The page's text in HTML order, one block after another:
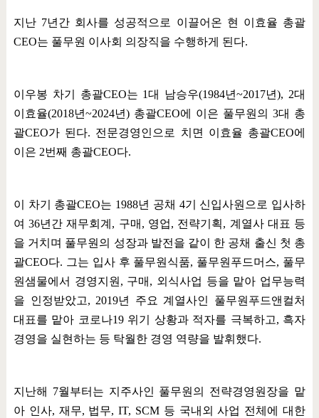
지난 7년간 회사를 성공적으로 이끌어온 현 이효율 총괄
CEO는 풀무원 이사회 의장직을 수행하게 된다.
이우봉 차기 총괄CEO는 1대 남승우(1984년~2017년), 2대
이효율(2018년~2024년) 총괄CEO에 이은 풀무원의3대 총
괄CEO가 된다. 전문경영인으로 치면 이효율 총괄CEO에
이은 2번째 총괄CEO다.
이 차기 총괄CEO는 1988년 공채 4기 신입사원으로 입사하
여36년간 재무회계 , 구매 , 영업, 전략기획, 계열사 대표 등
을 거치며 풀무원의 성장과 발전을 같이 한 공채 출신 첫 총
괄CEO다. 그는 입사 후 풀무원식품, 풀무원푸드머스, 풀무
원샘물에서 경영지원 , 구매 , 외식사업 등을 맡아 업무능력
을 인정받았고, 2019년 주요 계열사인 풀무원푸드앤컬처
대표를 맡아 코로나19 위기 상황과 적자를 극복하고, 흑자
경영을 실현하는 등 탁월한 경영 역량을 발휘했다.
지난해 7월부터는 지주사인 풀무원의 전략경영원장을 맡
아 인사, 재무, 법무, IT, SCM 등 국내외 사업 전체에 대한